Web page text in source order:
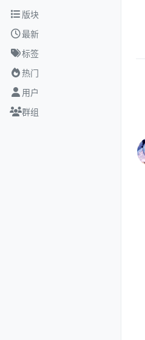
跳转至内容
版块
最新
标签
热门
用户
群组